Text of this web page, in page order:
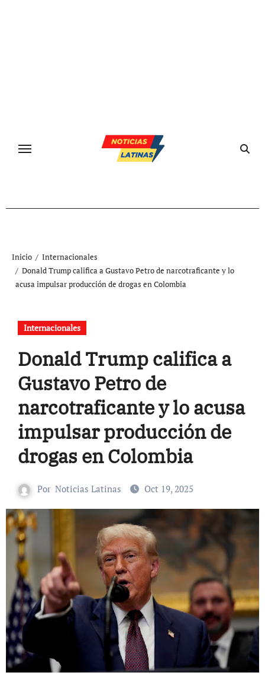
Inicio
Internacionales
Donald Trump califica a Gustavo Petro de narcotraficante y lo
acusa impulsar producción de drogas en Colombia
Internacionales
Donald Trump califica a
Gustavo Petro de
narcotraficante y lo acusa
impulsar producción de
drogas en Colombia
Por Noticias Latinas Oct 19, 2025